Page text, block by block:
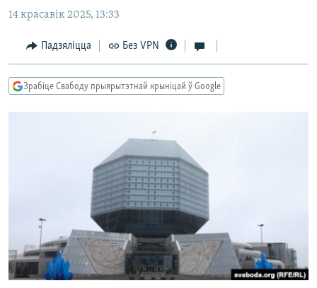
да
навігацыі
Перайсьці
да
пошуку
ПАЛІТЫКА
ЭКАНОМІКА
БЕЛАРУСЫ НА ВАЙНЕ
ГІСТОРЫЯ НА СВАБОДЗЕ
ПАДКАСТЫ
АЎДЫЁКНІГІ
НА ХВАЛЯХ СВАБОДЫ
ПАДЗЯЛІЦЦА ІНФАРМАЦЫЯЙ
RSS
ПАДКАСТЫ
TWITTER
14 красавік 2025, 13:33
Падзяліцца Без VPN
Зрабіце Свабоду прыярытэтнай крыніцай ў Google